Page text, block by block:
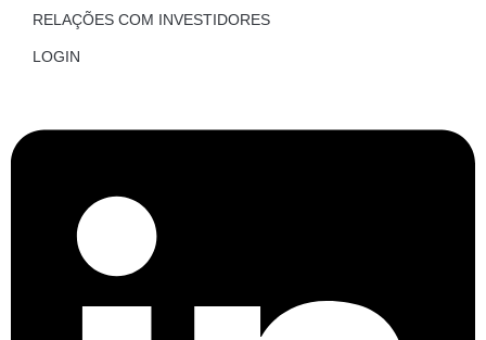
RELAÇÕES COM INVESTIDORES
LOGIN